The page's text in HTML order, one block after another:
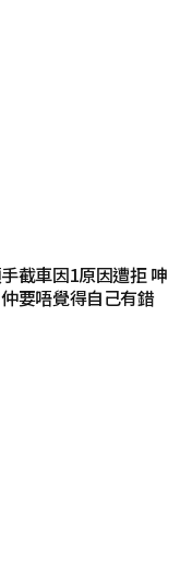
截車因1原因遭拒 呻
要唔覺得自己有錯